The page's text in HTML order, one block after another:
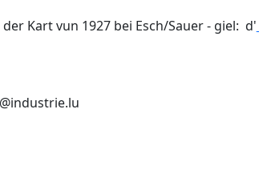
Kart vun 1927 bei Esch/Sauer - giel: d'